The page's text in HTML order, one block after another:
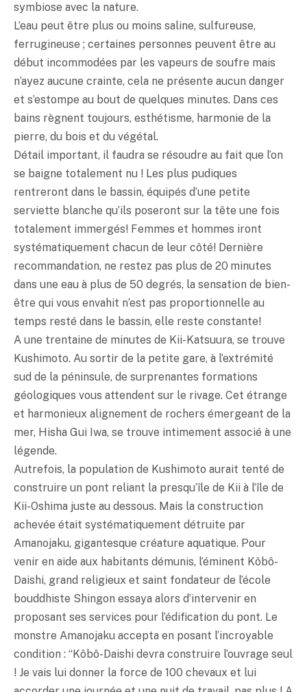
symbiose avec la nature.
L’eau peut être plus ou moins saline, sulfureuse,
ferrugineuse ; certaines personnes peuvent être au
début incommodées par les vapeurs de soufre mais
n’ayez aucune crainte, cela ne présente aucun danger
et s’estompe au bout de quelques minutes. Dans ces
bains règnent toujours, esthétisme, harmonie de la
pierre, du bois et du végétal.
Détail important, il faudra se résoudre au fait que l’on
se baigne totalement nu ! Les plus pudiques
rentreront dans le bassin, équipés d’une petite
serviette blanche qu’ils poseront sur la tête une fois
totalement immergés! Femmes et hommes iront
systématiquement chacun de leur côté! Dernière
recommandation, ne restez pas plus de 20 minutes
dans une eau à plus de 50 degrés, la sensation de bien-
être qui vous envahit n’est pas proportionnelle au
temps resté dans le bassin, elle reste constante!
A une trentaine de minutes de Kii-Katsuura, se trouve
Kushimoto. Au sortir de la petite gare, à l’extrémité
sud de la péninsule, de surprenantes formations
géologiques vous attendent sur le rivage. Cet étrange
et harmonieux alignement de rochers émergeant de la
mer, Hisha Gui Iwa, se trouve intimement associé à une
légende.
Autrefois, la population de Kushimoto aurait tenté de
construire un pont reliant la presqu’île de Kii à l’île de
Kii-Oshima juste au dessous. Mais la construction
achevée était systématiquement détruite par
Amanojaku, gigantesque créature aquatique. Pour
venir en aide aux habitants démunis, l’éminent Kôbô-
Daishi, grand religieux et saint fondateur de l’école
bouddhiste Shingon essaya alors d’intervenir en
proposant ses services pour l’édification du pont. Le
monstre Amanojaku accepta en posant l’incroyable
condition : “Kôbô-Daishi devra construire l’ouvrage seul
! Je vais lui donner la force de 100 chevaux et lui